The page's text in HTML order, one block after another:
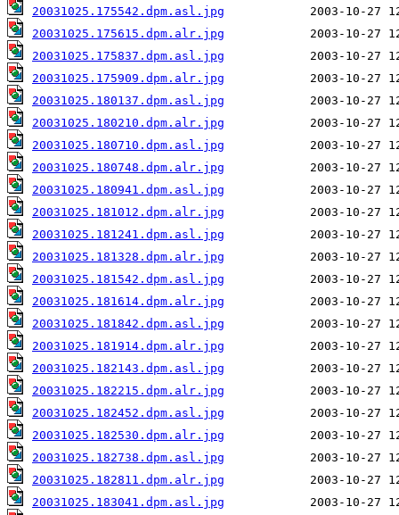
20031025.175542.dpm.asl.jpg
20031025.175615.dpm.alr.jpg
20031025.175837.dpm.asl.jpg
20031025.175909.dpm.alr.jpg
20031025.180137.dpm.asl.jpg
20031025.180210.dpm.alr.jpg
20031025.180710.dpm.asl.jpg
20031025.180748.dpm.alr.jpg
20031025.180941.dpm.asl.jpg
20031025.181012.dpm.alr.jpg
20031025.181241.dpm.asl.jpg
20031025.181328.dpm.alr.jpg
20031025.181542.dpm.asl.jpg
20031025.181614.dpm.alr.jpg
20031025.181842.dpm.asl.jpg
20031025.181914.dpm.alr.jpg
20031025.182143.dpm.asl.jpg
20031025.182215.dpm.alr.jpg
20031025.182452.dpm.asl.jpg
20031025.182530.dpm.alr.jpg
20031025.182738.dpm.asl.jpg
20031025.182811.dpm.alr.jpg
20031025.183041.dpm.asl.jpg